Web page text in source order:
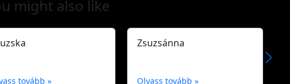
might also like
tovább »
Zsuzsánna
Olvass tovább »